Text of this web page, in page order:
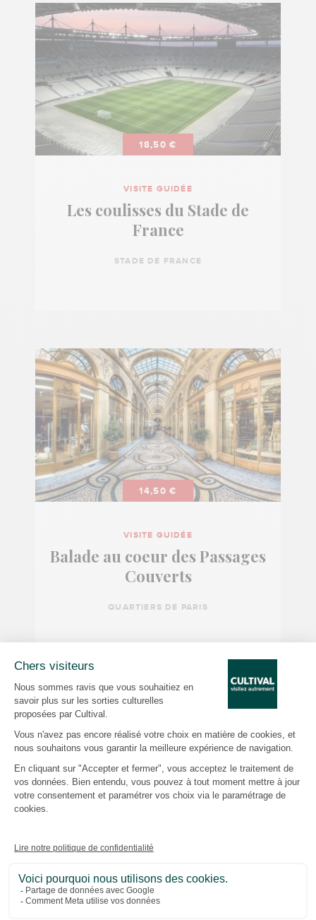
18,50 €
VISITE GUIDÉE
Les coulisses du Stade de
France
STADE DE FRANCE
14,50 €
VISITE GUIDÉE
Balade au coeur des Passages
Couverts
QUARTIERS DE PARIS
Depuis 26 ans, nous concevons des visites
guidées qui révèlent les facettes
méconnues du patrimoine parisien et
francilien. Des ateliers de la Manufacture
découverte duCentre National du
Footballà Clairefontaine et les coulisses